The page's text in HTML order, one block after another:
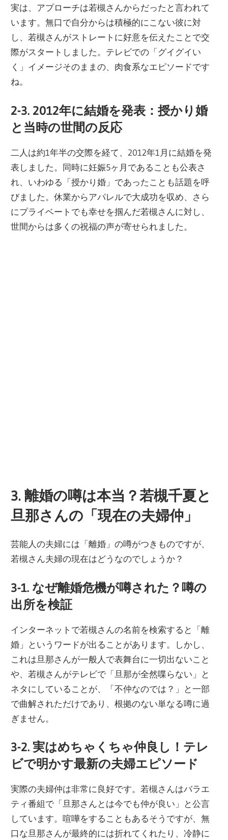
実は、アプローチは若槻さんからだったと言われて
います。無口で自分からは積極的にこない彼に対
し、若槻さんがストレートに好意を伝えたことで交
際がスタートしました。テレビでの「グイグイい
く」イメージそのままの、肉食系なエピソードです
ね。
2-3. 2012年に結婚を発表：授かり婚
と当時の世間の反応
二人は約1年半の交際を経て、2012年1月に結婚を発
表しました。同時に妊娠5ヶ月であることも公表さ
れ、いわゆる「授かり婚」であったことも話題を呼
びました。休業からアパレルで大成功を収め、さら
にプライベートでも幸せを掴んだ若槻さんに対し、
世間からは多くの祝福の声が寄せられました。
3. 離婚の噂は本当？若槻千夏と
旦那さんの「現在の夫婦仲」
芸能人の夫婦には「離婚」の噂がつきものですが、
若槻さん夫婦の現在はどうなのでしょうか？
3-1. なぜ離婚危機が噂された？噂の
出所を検証
インターネットで若槻さんの名前を検索すると「離
婚」というワードが出ることがあります。しかし、
これは旦那さんが一般人で表舞台に一切出ないこと
や、若槻さんがテレビで「旦那が全然喋らない」と
ネタにしていることが、「不仲なのでは？」と一部
で曲解されただけであり、根拠のない単なる噂に過
ぎません。
3-2. 実はめちゃくちゃ仲良し！テレ
ビで明かす最新の夫婦エピソード
実際の夫婦仲は非常に良好です。若槻さんはバラエ
ティ番組で「旦那さんとは今でも仲が良い」と公言
しています。喧嘩をすることもあるそうですが、無
口な旦那さんが最終的には折れてくれたり、冷静に